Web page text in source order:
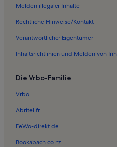
Ferienwohnungen in Tilly
Ferienwohnungen in Thenay
Ferienwohnungen in Saint-Gaultier
Ferienwohnungen in Saint-Flovier
Ferienwohnungen in Lingé
Ferienwohnungen in Buzançais
Ferienwohnungen in Église Saint-
Ferienwohnungen in Obterre
Ferienwohnungen in Paulnay
Melden illegaler Inhalte
Rechtliche Hinweise/Kontakt
Verantwortlicher Eigentümer
Inhaltsrichtlinien und Melden von
Die Vrbo-Familie
Vrbo
Abritel.fr
FeWo-direkt.de
Bookabach.co.nz